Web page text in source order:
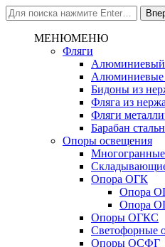
МЕНЮМЕНЮ
Фляги
Алюминиевый
Алюминиевые
Бидоны из
Фляга из
Фляги
Барабан
Опоры освещения
Опора ОГК
Опора
Опора
Опоры ОГКС
Светофорные
Опоры ОСФГ